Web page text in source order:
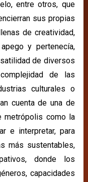
entre otros, que
sus propias
de creatividad,
y pertenecía,
de diversos
de las
culturales o
cuenta de una de
metrópolis como la
e interpretar, para
más sustentables,
donde los
capacidades